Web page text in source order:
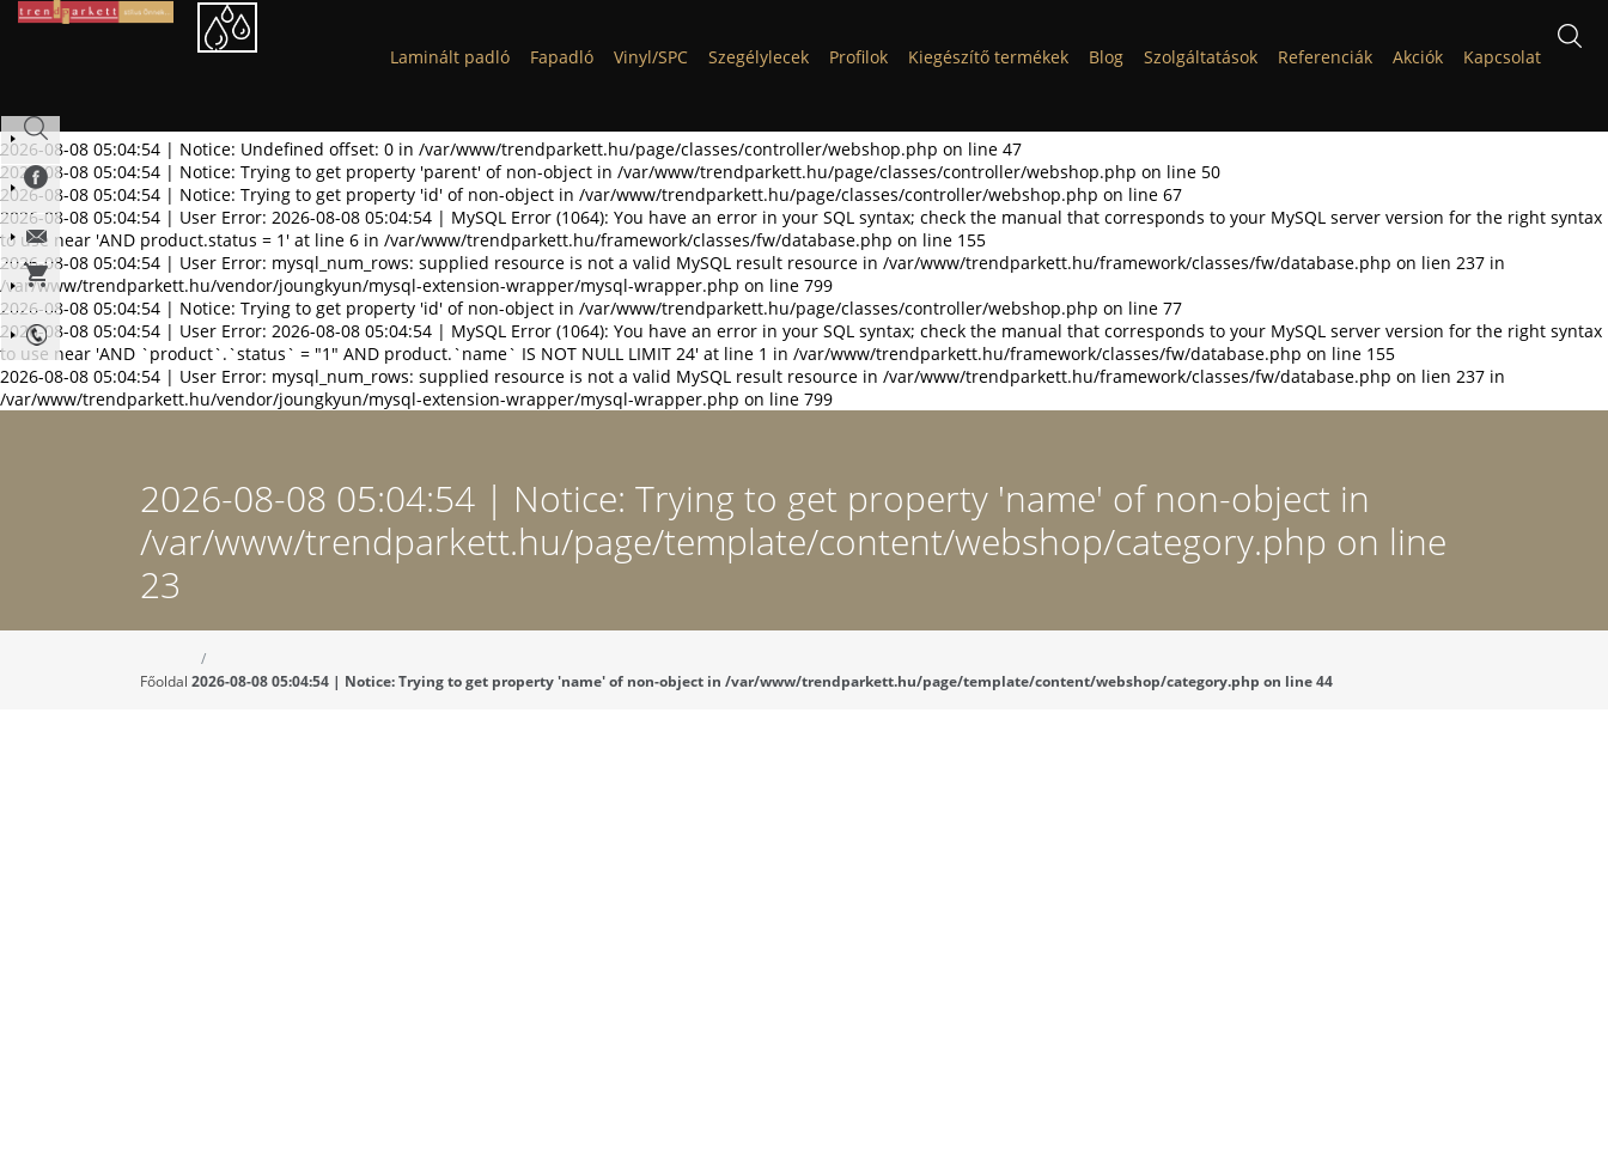
2026-08-08 05:04:54 | Notice: Undefined offset: 0 in /var/www/trendparkett.hu/page/classes/controller/webshop.php on line 47
2026-08-08 05:04:54 | Notice: Trying to get property 'parent' of non-object in /var/www/trendparkett.hu/page/classes/controller/webshop.php on line 50
2026-08-08 05:04:54 | Notice: Trying to get property 'id' of non-object in /var/www/trendparkett.hu/page/classes/controller/webshop.php on line 67
2026-08-08 05:04:54 | User Error: 2026-08-08 05:04:54 | MySQL Error (1064): You have an error in your SQL syntax; check the manual that corresponds to your MySQL server version for the right syntax
to use near 'AND product.status = 1' at line 6 in /var/www/trendparkett.hu/framework/classes/fw/database.php on line 155
2026-08-08 05:04:54 | User Error: mysql_num_rows: supplied resource is not a valid MySQL result resource in /var/www/trendparkett.hu/framework/classes/fw/database.php on lien 237 in
/var/www/trendparkett.hu/vendor/joungkyun/mysql-extension-wrapper/mysql-wrapper.php on line 799
2026-08-08 05:04:54 | Notice: Trying to get property 'id' of non-object in /var/www/trendparkett.hu/page/classes/controller/webshop.php on line 77
2026-08-08 05:04:54 | User Error: 2026-08-08 05:04:54 | MySQL Error (1064): You have an error in your SQL syntax; check the manual that corresponds to your MySQL server version for the right syntax
to use near 'AND `product`.`status` = "1" AND product.`name` IS NOT NULL LIMIT 24' at line 1 in /var/www/trendparkett.hu/framework/classes/fw/database.php on line 155
2026-08-08 05:04:54 | User Error: mysql_num_rows: supplied resource is not a valid MySQL result resource in /var/www/trendparkett.hu/framework/classes/fw/database.php on lien 237 in
/var/www/trendparkett.hu/vendor/joungkyun/mysql-extension-wrapper/mysql-wrapper.php on line 799
Laminált padló Fapadló Vinyl/SPC Szegélylecek Profilok Kiegészítő termékek Blog Szolgáltatások Referenciák Akciók Kapcsolat
2026-08-08 05:04:54 | Notice: Trying to get property 'name' of non-object in
/var/www/trendparkett.hu/page/template/content/webshop/category.php on line
23
Főoldal 2026-08-08 05:04:54 | Notice: Trying to get property 'name' of non-object in /var/www/trendparkett.hu/page/template/content/webshop/category.php on line 44